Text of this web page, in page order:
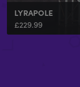
LYRAPOLE
£229.99